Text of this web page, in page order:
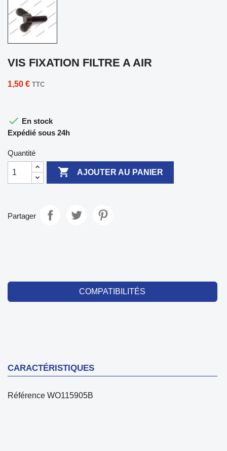
VIS FIXATION FILTRE A AIR
1,50 € TTC
 En stock
Expédié sous 24h
Quantité
 AJOUTER AU PANIER
Partager
COMPATIBILITÉS
CARACTÉRISTIQUES
Référence WO115905B